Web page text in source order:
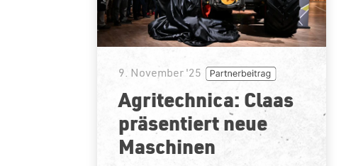
9. November '25
Agritechnica: Claas
präsentiert neue
Maschinen